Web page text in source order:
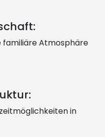
familiäre Atmosphäre
in